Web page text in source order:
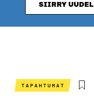
SIIRRY
TAPAHTUMAT